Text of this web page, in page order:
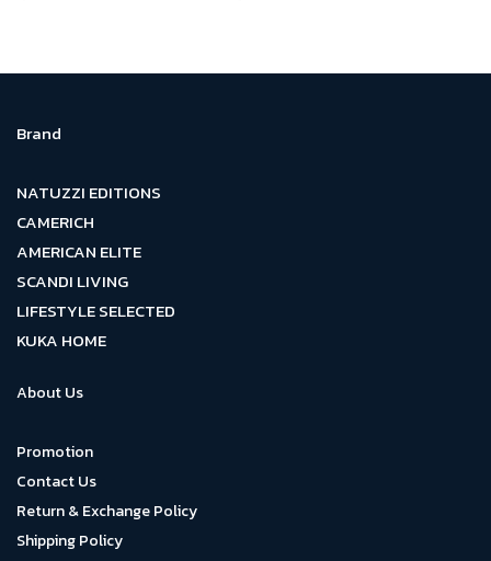
Brand
NATUZZI EDITIONS
CAMERICH
AMERICAN ELITE
SCANDI LIVING
LIFESTYLE SELECTED
KUKA HOME
About Us
Promotion
Contact Us
Return & Exchange Policy
Shipping Policy